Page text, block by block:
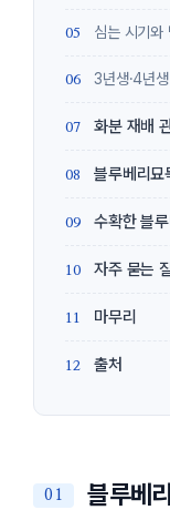
심는 시기
3년생·4년
화분 재배
블루베리묘
수확한 블
자주 묻는
마무리
출처
블루베